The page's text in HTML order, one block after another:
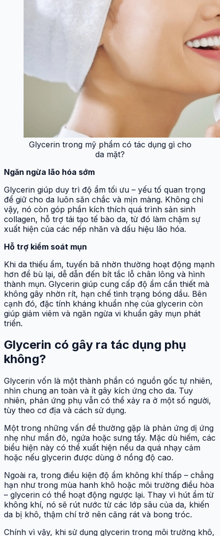
Glycerin trong mỹ phẩm có tác dụng gì cho
da mặt?
Ngăn ngừa lão hóa sớm
Glycerin giúp duy trì độ ẩm tối ưu – yếu tố quan trọng
để giữ cho da luôn săn chắc và mịn màng. Không chỉ
vậy, nó còn góp phần kích thích quá trình sản sinh
collagen, hỗ trợ tái tạo tế bào da, từ đó làm chậm sự
xuất hiện của các nếp nhăn và dấu hiệu lão hóa.
Hỗ trợ kiểm soát mụn
Khi da thiếu ẩm, tuyến bã nhờn thường hoạt động mạnh
hơn để bù lại, dễ dẫn đến bít tắc lỗ chân lông và hình
thành mụn. Glycerin giúp cung cấp độ ẩm cần thiết mà
không gây nhờn rít, hạn chế tình trạng bóng dầu. Bên
cạnh đó, đặc tính kháng khuẩn nhẹ của glycerin còn
giúp giảm viêm và ngăn ngừa vi khuẩn gây mụn phát
triển.
Glycerin có gây ra tác dụng phụ
không?
Glycerin vốn là một thành phần có nguồn gốc tự nhiên,
nhìn chung an toàn và ít gây kích ứng cho da. Tuy
nhiên, phản ứng phụ vẫn có thể xảy ra ở một số người,
tùy theo cơ địa và cách sử dụng.
Một trong những vấn đề thường gặp là phản ứng dị ứng
nhẹ như mẩn đỏ, ngứa hoặc sưng tấy. Mặc dù hiếm, các
biểu hiện này có thể xuất hiện nếu da quá nhạy cảm
hoặc nếu glycerin được dùng ở nồng độ cao.
Ngoài ra, trong điều kiện độ ẩm không khí thấp – chẳng
hạn như trong mùa hanh khô hoặc môi trường điều hòa
– glycerin có thể hoạt động ngược lại. Thay vì hút ẩm từ
không khí, nó sẽ rút nước từ các lớp sâu của da, khiến
da bị khô, thậm chí trở nên căng rát và bong tróc.
Chính vì vậy, khi sử dụng glycerin trong môi trường khô,